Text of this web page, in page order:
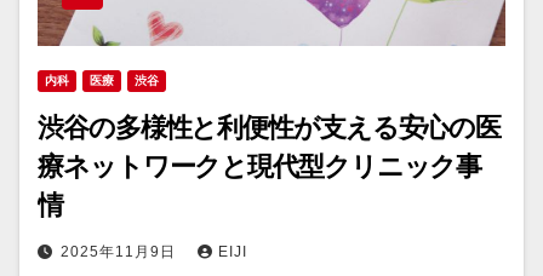
内科 医療 渋谷
渋谷の多様性と利便性が支える安心の医
療ネットワークと現代型クリニック事
情
2025年11月9日 EIJI